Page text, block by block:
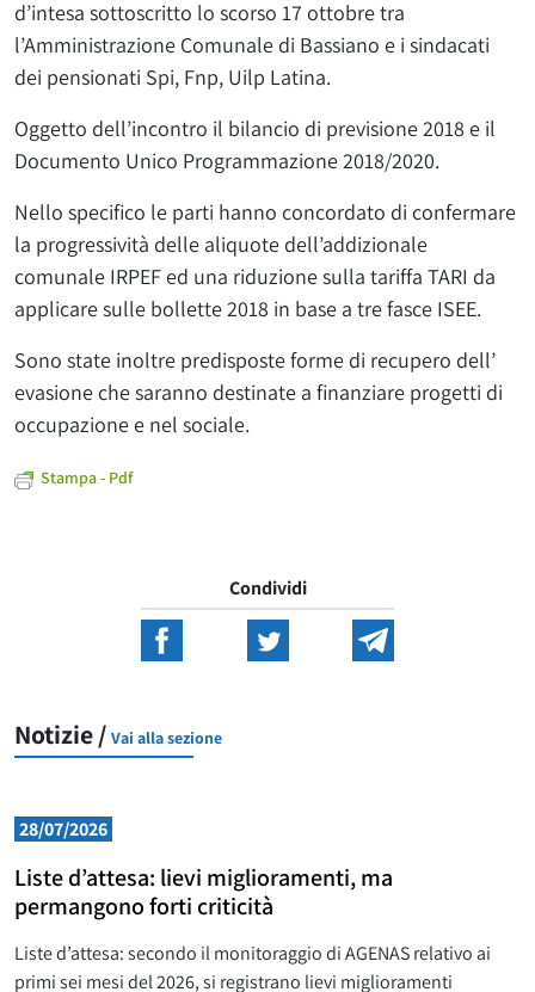
d’intesa sottoscritto lo scorso 17 ottobre tra
l’Amministrazione Comunale di Bassiano e i sindacati
dei pensionati Spi, Fnp, Uilp Latina.
Oggetto dell’incontro il bilancio di previsione 2018 e il
Documento Unico Programmazione 2018/2020.
Nello specifico le parti hanno concordato di confermare
la progressività delle aliquote dell’addizionale
comunale IRPEF ed una riduzione sulla tariffa TARI da
applicare sulle bollette 2018 in base a tre fasce ISEE.
Sono state inoltre predisposte forme di recupero dell’
evasione che saranno destinate a finanziare progetti di
occupazione e nel sociale.
Stampa - Pdf
Condividi
Notizie / Vai alla sezione
28/07/2026
Liste d’attesa: lievi miglioramenti, ma
permangono forti criticità
Liste d’attesa: secondo il monitoraggio di AGENAS relativo ai
primi sei mesi del 2026, si registrano lievi miglioramenti